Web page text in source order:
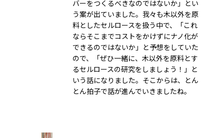
バーをつくるべきなのではないか」とい
う案が出ていました。我々も木以外を原
料としたセルロースを扱う中で、「これ
ならそこまでコストをかけずにナノ化が
できるのではないか」と予想をしていた
ので、「ぜひ一緒に、木以外を原料とす
るセルロースの研究をしましょう！」と
いう話になりました。そこからは、とん
とん拍子で話が進んでいきましたね。